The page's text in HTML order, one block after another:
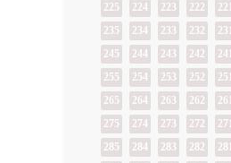
221
222
223
224
225
231
232
233
234
235
241
242
243
244
245
251
252
253
254
255
261
262
263
264
265
271
272
273
274
275
281
282
283
284
285